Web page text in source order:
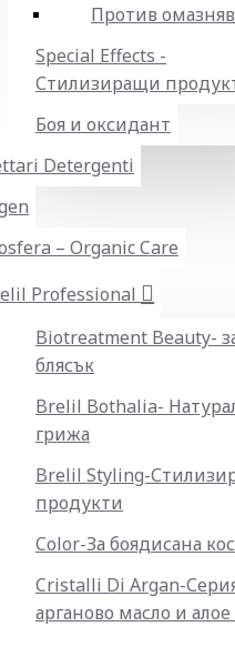
Против
Special Effects -
Стилизиращи
Боя и оксидант
Detergenti
– Organic Care
Professional
Biotreatment Beauty-
блясък
Brelil Bothalia-
грижа
Brelil Styling-
продукти
Color-За боядисана
Cristalli Di Argan-
арганово масло и алое